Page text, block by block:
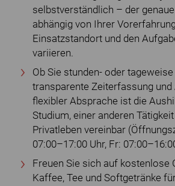
selbstverständlich – der
abhängig von Ihrer
Einsatzstandort und den
variieren.
Ob Sie stunden- oder
transparente Zeiterfassung
flexibler Absprache ist die
Studium, einer anderen
Privatleben vereinbar
07:00–17:00 Uhr, Fr:
Freuen Sie sich auf kostenlose
Kaffee, Tee und Softgetränke